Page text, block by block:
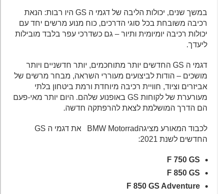
במשך שנים, יכולות הליבה של דגמי ה GS היו רבות: הנאת
רכיבה משובחת בכל סוגי הדרכים, כוח מנוע מרשים יחד עם
יכולות רכיבה יומיומית ותיור – גם כשדרכי עפר בלבד מובילות
ליעדך.
דגמי ה GS החדשים יותר מתוחכמים, יותר חדשניים ויותר
מושכים – הודות לביצועים מעוררי השראה, מבחר מרשים של
אביזרים וציוד, חוויית רכיבה מיוחדת ורמת ביטחון בלתי
מעורערת של לקוחות GS באופנוע שלהם. היום יותר מאי-פעם
הם הדרך המושלמת לצאת להרפתקה חדשה.
לכבוד המאורע מציגהBMW Motorrad את דגמי ה GS
החדשים לשנת 2021:
F 750 GS
F 850 GS
F 850 GS Adventure